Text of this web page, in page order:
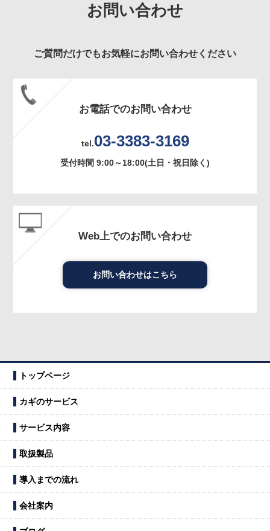
お問い合わせ
ご質問だけでもお気軽にお問い合わせください
お電話でのお問い合わせ
tel.03-3383-3169
受付時間 9:00～18:00(土日・祝日除く)
Web上でのお問い合わせ
お問い合わせはこちら
トップページ
カギのサービス
サービス内容
取扱製品
導入までの流れ
会社案内